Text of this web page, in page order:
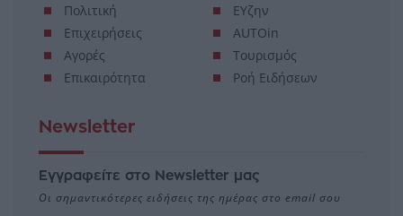
Πολιτική
Επιχειρήσεις
Αγορές
Επικαιρότητα
ΕΥζην
AUTOin
Τουρισμός
Ροή Ειδήσεων
Newsletter
Εγγραφείτε στο Newsletter μας
Οι σημαντικότερες ειδήσεις της ημέρας στο email σου